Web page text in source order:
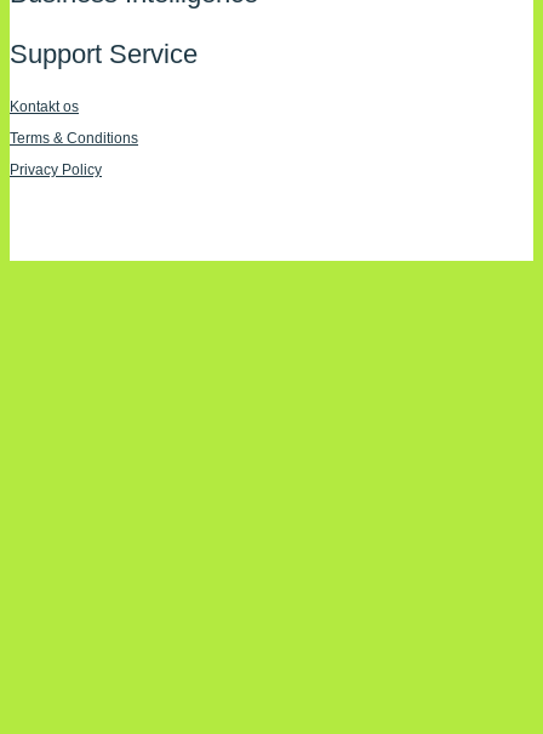
Support Service
Kontakt os
Terms & Conditions
Privacy Policy